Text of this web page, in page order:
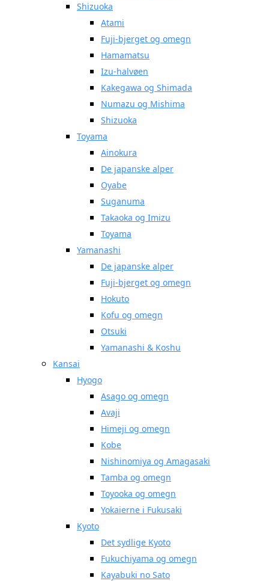
Shizuoka
Atami
Fuji-bjerget og omegn
Hamamatsu
Izu-halvøen
Kakegawa og Shimada
Numazu og Mishima
Shizuoka
Toyama
Ainokura
De japanske alper
Oyabe
Suganuma
Takaoka og Imizu
Toyama
Yamanashi
De japanske alper
Fuji-bjerget og omegn
Hokuto
Kofu og omegn
Otsuki
Yamanashi & Koshu
Kansai
Hyogo
Asago og omegn
Avaji
Himeji og omegn
Kobe
Nishinomiya og Amagasaki
Tamba og omegn
Toyooka og omegn
Yokaierne i Fukusaki
Kyoto
Det sydlige Kyoto
Fukuchiyama og omegn
Kayabuki no Sato